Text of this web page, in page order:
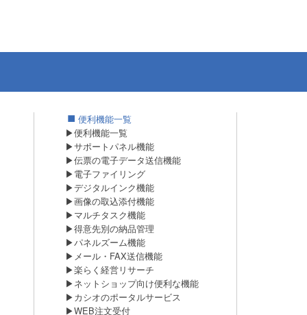
便利機能一覧
▶便利機能一覧
▶サポートパネル機能
▶伝票の電子データ送信機能
▶電子ファイリング
▶デジタルインク機能
▶画像の取込添付機能
▶マルチタスク機能
▶得意先別の納品管理
▶パネルズーム機能
▶メール・FAX送信機能
▶楽らく経営リサーチ
▶ネットショップ向け便利な機能
▶カシオのポータルサービス
▶WEB注文受付